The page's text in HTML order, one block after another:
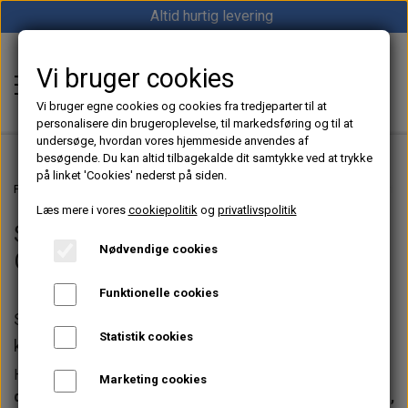
Altid hurtig levering
Shop12volt
Hjem
Autoterm dieselfyr
1852 Diesel Bådvarmer
Strøm
Vind/Sol
Forside
Styring til Dieselfyr – LCD, WiFi &
GSM Displays til Kinafyr
Styring til dieselfyr – LCD, WiFi & GSM displays til
kinafyr
Hos Shop12volt.dkfinder du et stort udvalg af
dieselfyr og kinafyr
LCD displays, WiFi-styring,
Vi bruger cookies
Vi bruger egne cookies og cookies fra tredjeparter til at
personalisere din brugeroplevelse, til markedsføring og til at
undersøge, hvordan vores hjemmeside anvendes af
besøgende. Du kan altid tilbagekalde dit samtykke ved at trykke
på linket 'Cookies' nederst på siden.
Læs mere i vores cookiepolitikog privatlivspolitik
Nødvendige cookies
Funktionelle cookies
Statistik cookies
Marketing cookies